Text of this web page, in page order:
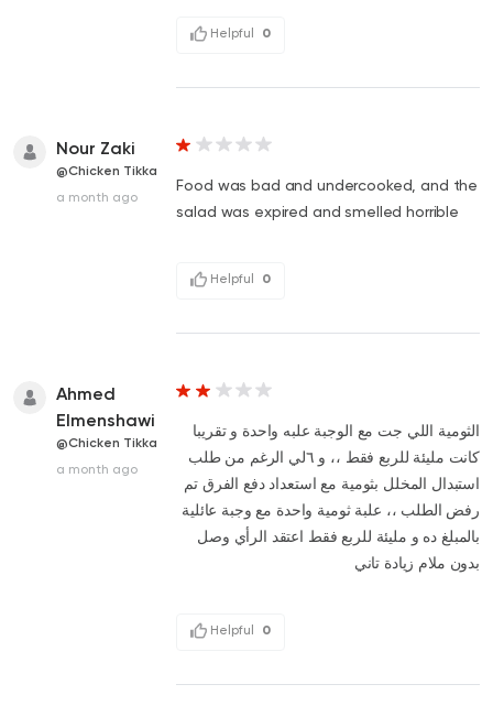
Helpful 0
Nour Zaki
@Chicken Tikka
a month ago
Food was bad and undercooked, and the
salad was expired and smelled horrible
Helpful 0
Ahmed
Elmenshawi
@Chicken Tikka
a month ago
الثومية اللي جت مع الوجبة علبه واحدة و تقريبا
كانت مليئة للربع فقط ،، و ٦لي الرغم من طلب
استبدال المخلل بثومية مع استعداد دفع الفرق تم
رفض الطلب ،، علبة ثومية واحدة مع وجبة عائلية
بالمبلغ ده و مليئة للربع فقط اعتقد الرأي وصل
بدون ملام زيادة تاني
Helpful 0